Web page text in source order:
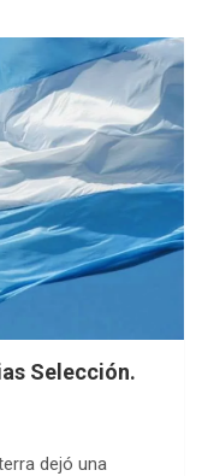
Selección.
dejó una